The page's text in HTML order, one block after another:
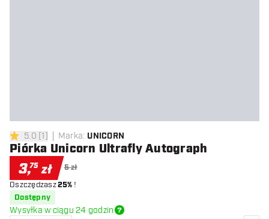
5 gwiazdki oceny
5.0 [1] Marka: UNICORN
Piórka Unicorn Ultrafly Autograph
3,75 zł 5 zł
Oszczędzasz25% !
Dostępny
Wysyłka w ciągu 24 godzin